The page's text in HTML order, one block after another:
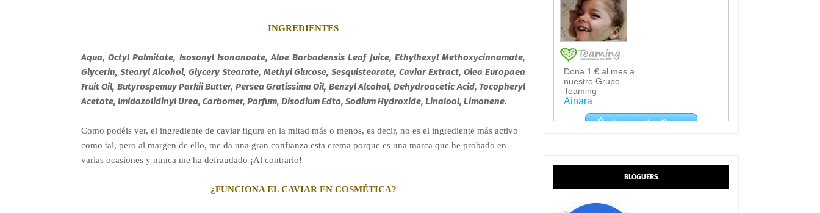
INGREDIENTES
Aqua, Octyl Palmitate, Isosonyl Isonanoate, Aloe Barbadensis Leaf Juice, Ethylhexyl Methoxycinnamate,
Glycerin, Stearyl Alcohol, Glycery Stearate, Methyl Glucose, Sesquistearate, Caviar Extract, Olea Europaea
Fruit Oil, Butyrospemuy Parkii Butter, Persea Gratissima Oil, Benzyl Alcohol, Dehydroacetic Acid, Tocopheryl
Acetate, Imidazolidinyl Urea, Carbomer, Parfum, Disodium Edta, Sodium Hydroxide, Linalool, Limonene.
Como podéis ver, el ingrediente de caviar figura en la mitad más o menos, es decir, no es el ingrediente más activo
como tal, pero al margen de ello, me da una gran confianza esta crema porque es una marca que he probado en
varias ocasiones y nunca me ha defraudado ¡Al contrario!
¿FUNCIONA EL CAVIAR EN COSMÉTICA?
BLOGUERS